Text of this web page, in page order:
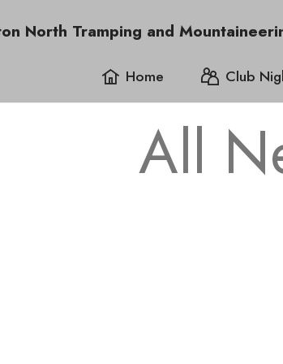
North Tramping and
Home Club
All